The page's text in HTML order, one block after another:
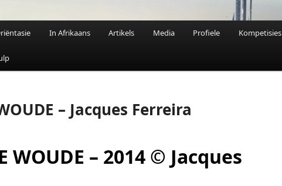
In Afrikaans Artikels Media Profiele Kompetisies
– Jacques Ferreira
WOUDE – 2014 © Jacques